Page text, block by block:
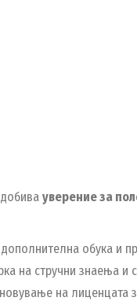
уверение за
обука и
на стручни знаења и
на лиценцата